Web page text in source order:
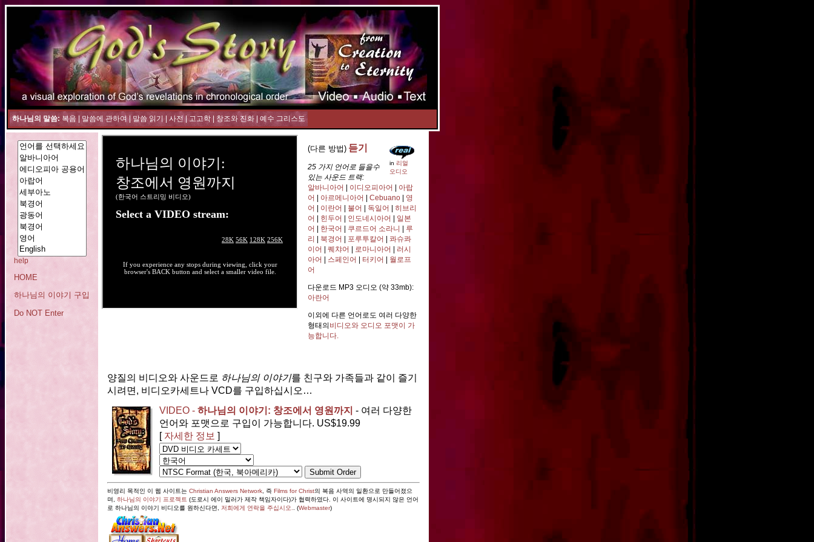
하나님의 말씀: 복음|말씀에 관하여|말씀 읽기 |사전|고고학 창조와 진화|예수 그리스도
help
HOME
하나님의 이야기 구입
Do NOT Enter
(다른 방법) 듣기
in 리얼
오디오
25 가지 언어로 들을수
있는 사운드 트랙:
알바니아어
이디오피아어
아랍
어
아르메니아어 Cebuano
영
어
이란어 불어 독일어
히브리
어
힌두어 인도네시아어
일본
어
한국어 쿠르드어 소라니
루
리
북경어 포루투칼어
콰슈콰
이어
퀘챠어 로마니아어
러시
아어
스페인어 터키어
월로프
어
다운로드 MP3 오디오 (약 33mb):
아란어
이외에 다른 언어로도 여러 다양한
형태의 비디오와 오디오 포맷이 가
능합니다.
양질의 비디오와 사운드로 하나님의 이야기를 친구와 가족들과 같이 즐기
시려면, 비디오카세트나 VCD를 구입하십시오…
VIDEO - 하나님의 이야기: 창조에서 영원까지 - 여러 다양한
언어와 포맷으로 구입이 가능합니다. US$19.99
[ 자세한 정보 ]
비영리 목적인 이 웹 사이트는 Christian Answers Network , 즉 Films for Christ의 복음 사역의 일환으로 만들어졌으
며, 하나님의 이야기 프로젝트 (도로시 에이 밀러가 제작 책임자이다)가 협력하였다. 이 사이트에 명시되지 않은 언어
로 하나님의 이야기 비디오를 원하신다면, 저희에게 연락을 주십시오. . (Webmaster)